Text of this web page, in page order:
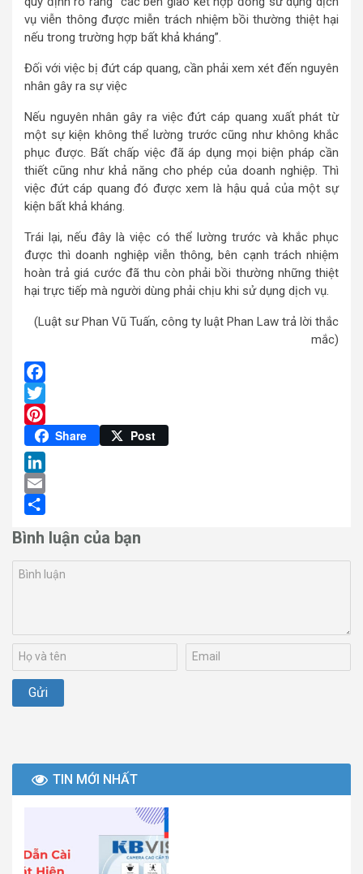
vụ viễn thông được miễn trách nhiệm bồi thường thiệt hại
nếu trong trường hợp bất khả kháng”.
Đối với việc bị đứt cáp quang, cần phải xem xét đến nguyên
nhân gây ra sự việc
Nếu nguyên nhân gây ra việc đứt cáp quang xuất phát từ
một sự kiện không thể lường trước cũng như không khắc
phục được. Bất chấp việc đã áp dụng mọi biện pháp cần
thiết cũng như khả năng cho phép của doanh nghiệp. Thì
việc đứt cáp quang đó được xem là hậu quả của một sự
kiện bất khả kháng.
Trái lại, nếu đây là việc có thể lường trước và khắc phục
được thì doanh nghiệp viễn thông, bên cạnh trách nhiệm
hoàn trả giá cước đã thu còn phải bồi thường những thiệt
hại trực tiếp mà người dùng phải chịu khi sử dụng dịch vụ.
(Luật sư Phan Vũ Tuấn, công ty luật Phan Law trả lời thắc
mắc)
Facebook
Twitter
Pinterest
Share Post
LinkedIn
Email
Bình luận của bạn
TIN MỚI NHẤT